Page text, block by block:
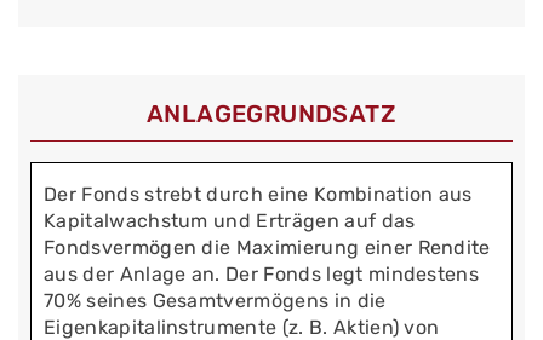
ANLAGEGRUNDSATZ
Der Fonds strebt durch eine Kombination aus
Kapitalwachstum und Erträgen auf das
Fondsvermögen die Maximierung einer Rendite
aus der Anlage an. Der Fonds legt mindestens
70% seines Gesamtvermögens in die
Eigenkapitalinstrumente (z. B. Aktien) von